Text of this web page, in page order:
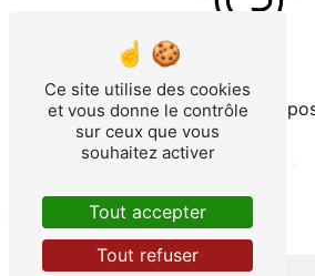
Ce site utilise des cookies
et vous donne le contrôle
sur ceux que vous
souhaitez activer
Tout accepter
Tout refuser